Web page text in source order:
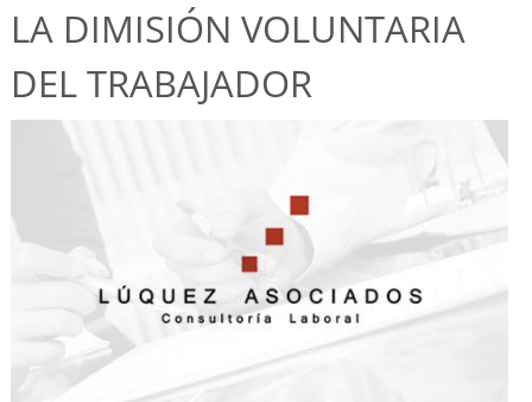
LA DIMISIÓN VOLUNTARIA
DEL TRABAJADOR